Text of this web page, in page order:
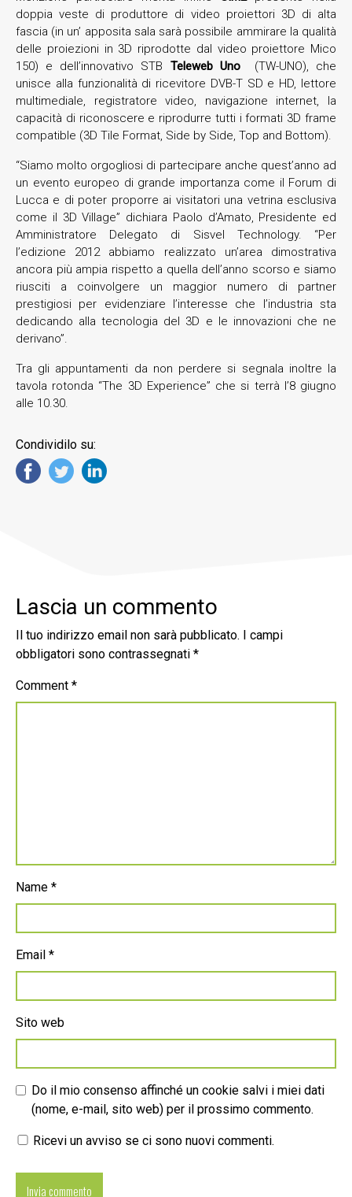
doppia veste di produttore di video proiettori 3D di alta
fascia (in un’ apposita sala sarà possibile ammirare la qualità
delle proiezioni in 3D riprodotte dal video proiettore Mico
150) e dell’innovativo STB Teleweb Uno(TW-UNO), che
unisce alla funzionalità di ricevitore DVB-T SD e HD, lettore
multimediale, registratore video, navigazione internet, la
capacità di riconoscere e riprodurre tutti i formati 3D frame
compatible (3D Tile Format, Side by Side, Top and Bottom).
“Siamo molto orgogliosi di partecipare anche quest’anno ad
un evento europeo di grande importanza come il Forum di
Lucca e di poter proporre ai visitatori una vetrina esclusiva
come il 3D Village” dichiara Paolo d’Amato, Presidente ed
Amministratore Delegato di Sisvel Technology. “Per
l’edizione 2012 abbiamo realizzato un’area dimostrativa
ancora più ampia rispetto a quella dell’anno scorso e siamo
riusciti a coinvolgere un maggior numero di partner
prestigiosi per evidenziare l’interesse che l’industria sta
dedicando alla tecnologia del 3D e le innovazioni che ne
derivano”.
Tra gli appuntamenti da non perdere si segnala inoltre la
tavola rotonda “The 3D Experience” che si terrà l’8 giugno
alle 10.30.
Condividilo su:
Lascia un commento
Il tuo indirizzo email non sarà pubblicato.
I campi
obbligatori sono contrassegnati *
Comment *
Name *
Email *
Sito web
Do il mio consenso affinché un cookie salvi i miei dati
(nome, e-mail, sito web) per il prossimo commento.
Ricevi un avviso se ci sono nuovi commenti.